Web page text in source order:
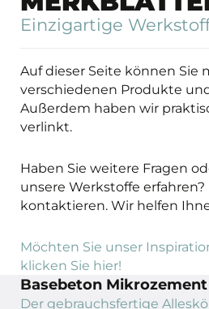
Einzigartige
Auf dieser Seite können Sie
verschiedenen Produkte
Außerdem haben wir
verlinkt.
Haben Sie weitere Fragen
unsere Werkstoffe
kontaktieren. Wir helfen
Möchten Sie unser
klicken Sie hier!
Basebeton Mikrozement
Der gebrauchsfertige